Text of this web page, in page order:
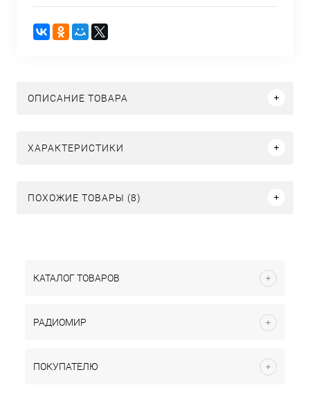
ОПИСАНИЕ ТОВАРА
ХАРАКТЕРИСТИКИ
ПОХОЖИЕ ТОВАРЫ (8)
КАТАЛОГ ТОВАРОВ
РАДИОМИР
ПОКУПАТЕЛЮ